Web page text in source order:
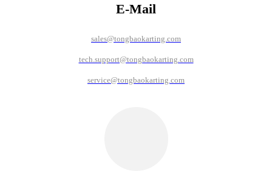
E-Mail
sales@tongbaokarting.com
tech.support@tongbaokarting.com
service@tongbaokarting.com